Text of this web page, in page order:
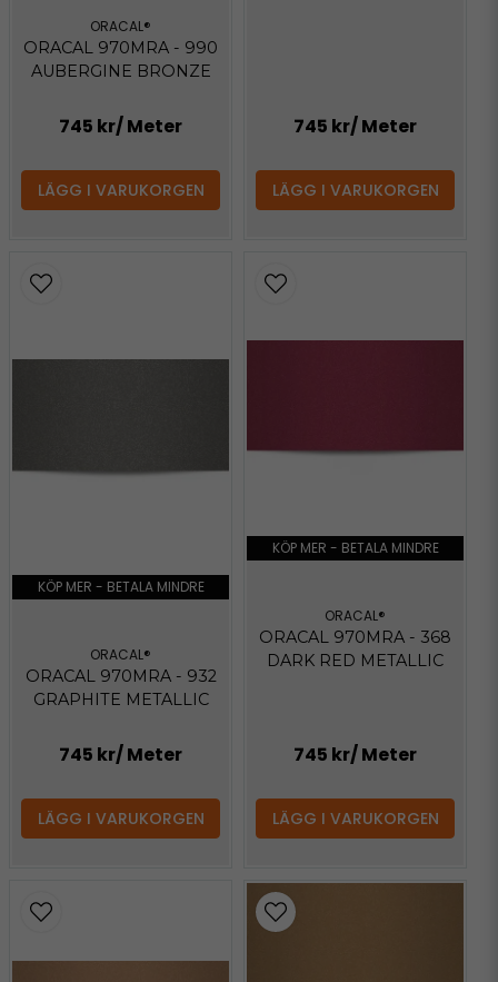
ORACAL®
ORACAL 970MRA - 990
AUBERGINE BRONZE
745 kr/ Meter
LÄGG I VARUKORGEN
745 kr/ Meter
LÄGG I VARUKORGEN
KÖP MER - BETALA MINDRE
ORACAL®
ORACAL 970MRA - 932
GRAPHITE METALLIC
745 kr/ Meter
LÄGG I VARUKORGEN
KÖP MER - BETALA MINDRE
ORACAL®
ORACAL 970MRA - 368
DARK RED METALLIC
745 kr/ Meter
LÄGG I VARUKORGEN